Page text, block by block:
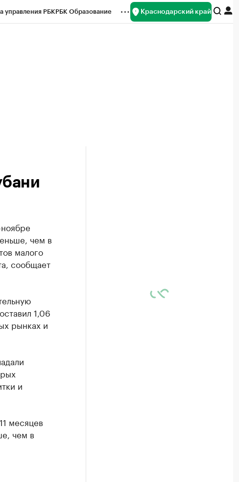
управления РБКРБК Образование Краснодарский край
чем в
малого
сообщает
1,06
рынках и
и
месяцев
чем в